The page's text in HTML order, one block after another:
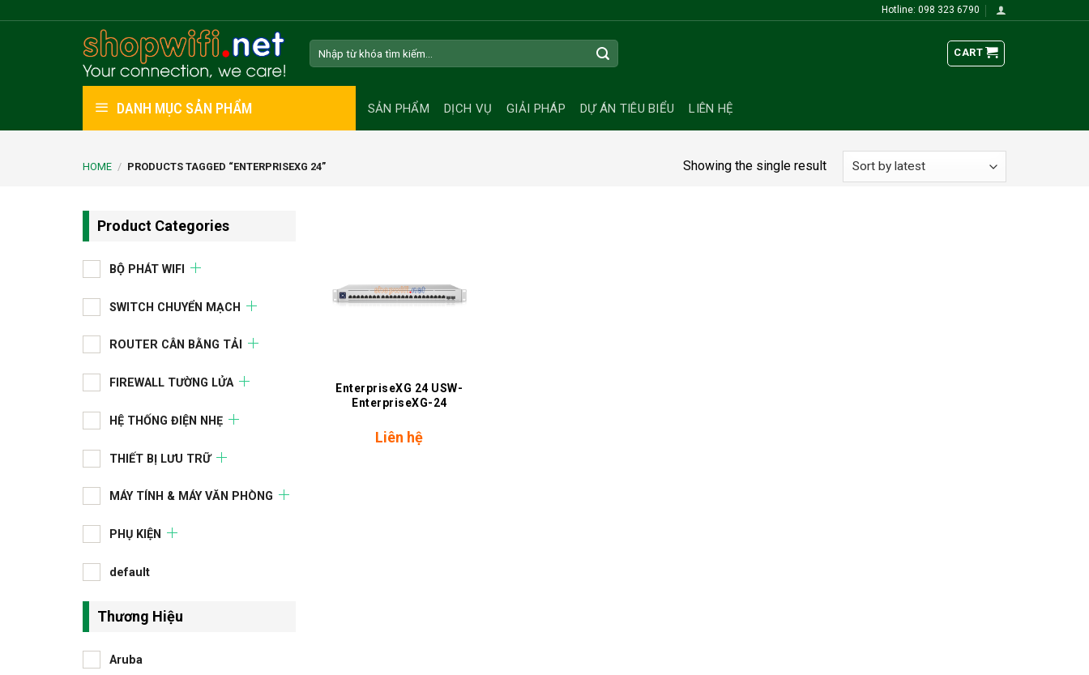
Hotline: 098 323 6790
CART
DANH MỤC SẢN PHẨM SẢN PHẨM DỊCH VỤ GIẢI PHÁP DỰ ÁN TIÊU BIỂU LIÊN HỆ
HOME / PRODUCTS TAGGED “ENTERPRISEXG 24” Showing the single result
Product Categories
BỘ PHÁT WIFI
SWITCH CHUYỂN MẠCH
ROUTER CÂN BẰNG TẢI
FIREWALL TƯỜNG LỬA
HỆ THỐNG ĐIỆN NHẸ
THIẾT BỊ LƯU TRỮ
MÁY TÍNH & MÁY VĂN PHÒNG
PHỤ KIỆN
default
Thương Hiệu
Aruba
EnterpriseXG 24 USW-
EnterpriseXG-24
Liên hệ